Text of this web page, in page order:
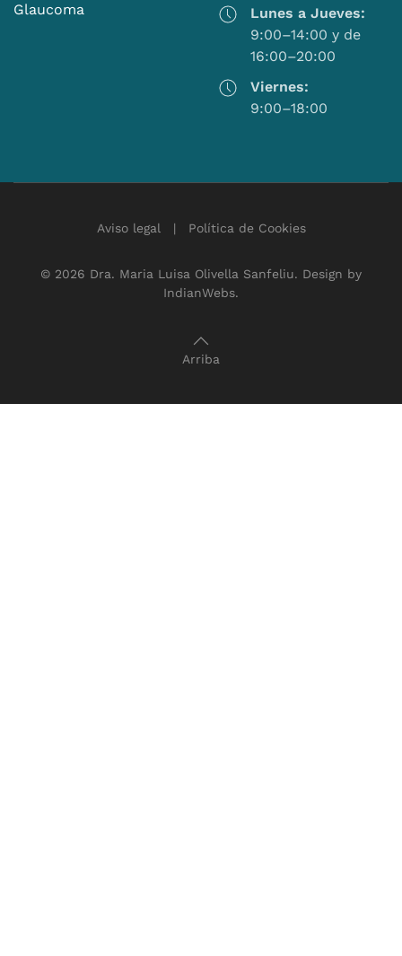
Glaucoma
Lunes a Jueves:
9:00–14:00 y de
16:00–20:00
Viernes:
9:00–18:00
Aviso legal| Política de Cookies
© 2026 Dra. Maria Luisa Olivella Sanfeliu. Design by
IndianWebs.
Arriba